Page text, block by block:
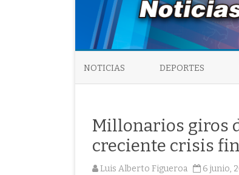
NOTICIAS DEPORTES
Millonarios giros
creciente crisis
Luis Alberto Figueroa 6 junio,